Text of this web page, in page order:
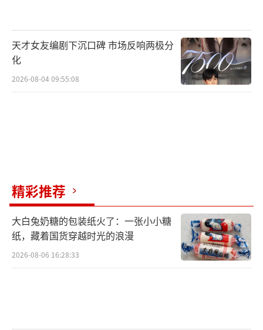
天才女友编剧下沉口碑 市场反响两极分
化
2026-08-04 09:55:08
精彩推荐
大白兔奶糖的包装纸火了：一张小小糖
纸，藏着国货穿越时光的浪漫
2026-08-06 16:28:33